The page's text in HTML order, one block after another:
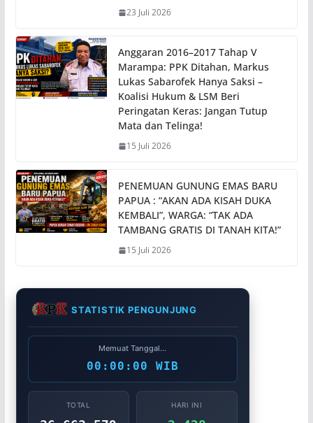
23 Juli 2026
Anggaran 2016–2017 Tahap V
Marampa: PPK Ditahan, Markus
Lukas Sabarofek Hanya Saksi –
Koalisi Hukum & LSM Beri
Peringatan Keras: Jangan Tutup
Mata dan Telinga!
15 Juli 2026
PENEMUAN GUNUNG EMAS BARU
PAPUA : “AKAN ADA KISAH DUKA
KEMBALI”, WARGA: “TAK ADA
TAMBANG GRATIS DI TANAH KITA!”
15 Juli 2026
STATISTIK PENGUNJUNG
Memuat Tanggal...
00:00:00 WIB
TOTAL HARI INI